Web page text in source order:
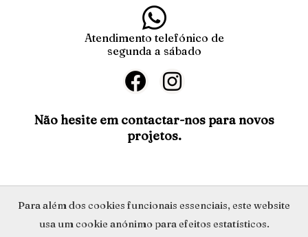
Atendimento telefónico de
segunda a sábado
F
a
c
e
o
o
k
I
n
s
t
g
r
a
Não hesite em contactar-nos para novos
projetos.
Política de Privacidade
Para além dos cookies funcionais essenciais, este website
usa um cookie anónimo para efeitos estatísticos.